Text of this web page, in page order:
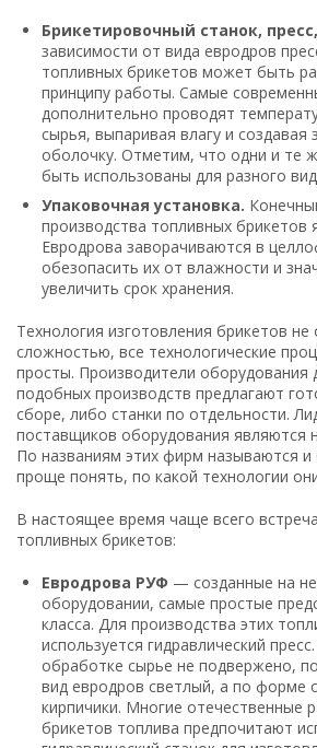
Брикетировочный станок,
зависимости от вида евродров
топливных брикетов может быть
принципу работы. Самые
дополнительно проводят
сырья, выпаривая влагу и создавая
оболочку. Отметим, что одни и те
быть использованы для разного
Упаковочная установка.
производства топливных брикетов
Евродрова заворачиваются в
обезопасить их от влажности и
увеличить срок хранения.
Технология изготовления брикетов
сложностью, все технологические
просты. Производители оборудования
подобных производств предлагают
сборе, либо станки по отдельности.
поставщиков оборудования являются
По названиям этих фирм называются и
проще понять, по какой технологии
В настоящее время чаще всего
топливных брикетов:
Евродрова РУФ — созданные на
оборудовании, самые простые
класса. Для производства этих
используется гидравлический
обработке сырье не подвержено,
вид евродров светлый, а по форме
кирпичики. Многие отечественные
брикетов топлива предпочитают